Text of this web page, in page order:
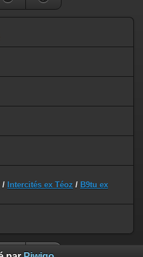
/ Intercités ex Téoz / B9tu ex